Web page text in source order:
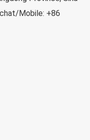
Mobile: +86